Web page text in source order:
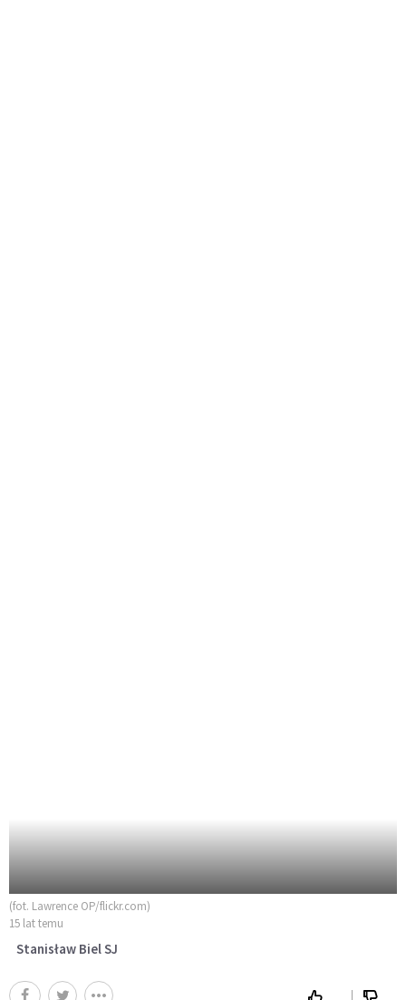
(fot. Lawrence OP/flickr.com)
15 lat temu
Stanisław Biel SJ